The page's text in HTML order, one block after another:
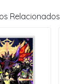
Relacionados